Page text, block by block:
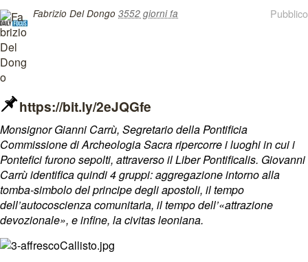
Pubblico
Fabrizio Del Dongo 3552 giorni fa
https://bit.ly/2eJQGfe
Monsignor Gianni Carrù, Segretario della Pontificia
Commissione di Archeologia Sacra ripercorre i luoghi in cui i
Pontefici furono sepolti, attraverso il Liber Pontificalis. Giovanni
Carrù identifica quindi 4 gruppi: aggregazione intorno alla
tomba-simbolo del principe degli apostoli, il tempo
dell’autocoscienza comunitaria, il tempo dell’«attrazione
devozionale», e infine, la civitas leoniana.